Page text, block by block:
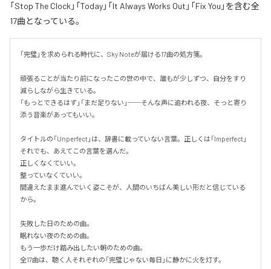
「Stop The Clock」「Today」「It Always Works Out」「Fix You」を含む全
17曲となっている。
「完璧」を求められる時代に、Sky Noteが届ける17曲の処方箋。
頑張ることが当たり前になったこの世の中で、誰もが少しずつ、自分をすり
減らしながら生きている。
「もっとできるはず」「まだ足りない」──そんな声に追われる夜、そっと寄り
添う音楽があってもいい。
タイトルの「Unperfect」は、辞書に載っていない言葉。正しくは「Imperfect」
それでも、あえてこの言葉を選んだ。
正しくなくていい。
整っていなくていい。
間違えたまま進んでいく姿こそが、人間のいちばん美しい形だと信じている
から。
失敗した日のための曲。
眠れない夜のための曲。
もう一歩だけ踏み出したい朝のための曲。
全17曲は、聴く人それぞれの「完璧じゃない毎日」に静かに火を灯す。